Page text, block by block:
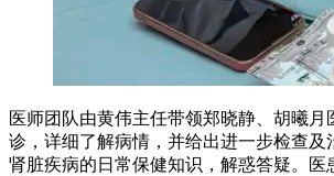
医师团队由黄伟主任带领郑晓静、胡曦月
诊，详细了解病情，并给出进一步检查及
肾脏疾病的日常保健知识，解惑答疑。医